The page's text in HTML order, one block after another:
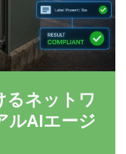
るネットワ
ルAIエージ